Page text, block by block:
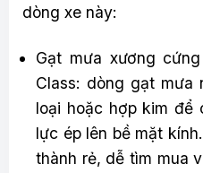
dòng xe này:
Gạt mưa xương
Class: dòng gạt mưa
loại hoặc hợp kim để
lực ép lên bề mặt
thành rẻ, dễ tìm mua